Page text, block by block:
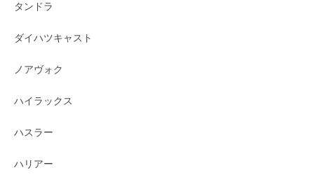
タンドラ
ダイハツキャスト
ノアヴォク
ハイラックス
ハスラー
ハリアー